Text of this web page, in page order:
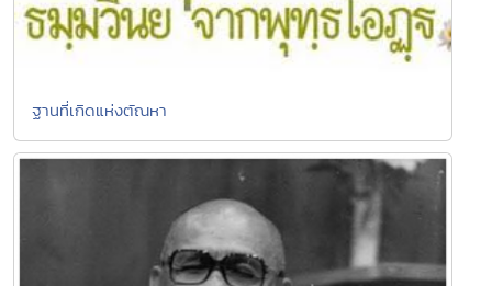
ฐานที่เกิดแห่งตัณหา